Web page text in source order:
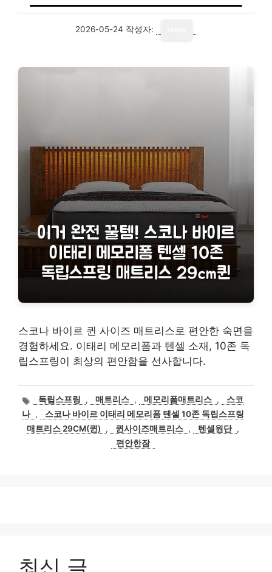
2026-05-24 작성자:
스코나 바이르 퀸 사이즈 매트리스로 편안한 숙면을
경험하세요. 이태리 메모리폼과 텐셀 소재, 10존 독
립스프링이 최상의 편안함을 선사합니다.
태독립스프링 , 매트리스 , 메모리폼매트리스 ,
스코
나 ,
스코나 바이르 이태리 메모리폼 텐셀 10존 독립스프링
매트리스 29CM(퀸)
, 퀸사이즈매트리스 , 텐셀원단 ,
편안한잠
최신 글